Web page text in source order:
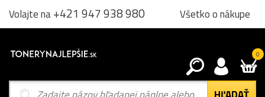
Volajte na+421 947 938 980 Všetko o nákupe
0